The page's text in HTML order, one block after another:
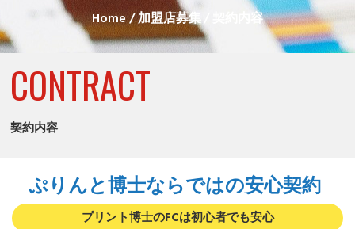
Home 加盟店募集 契約内容
CONTRACT
契約内容
ぷりんと博士ならではの安心契約
プリント博士のFCは初心者でも安心